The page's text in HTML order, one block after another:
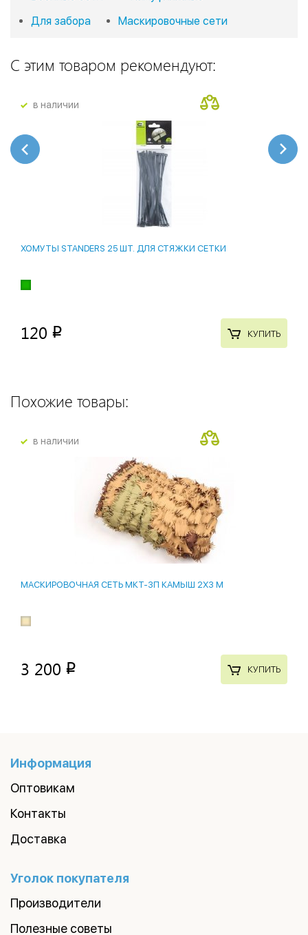
Для забора
Маскировочные сети
С этим товаром рекомендуют:
в наличии
ХОМУТЫ STANDERS 25 ШТ. ДЛЯ СТЯЖКИ СЕТКИ
120 p КУПИТЬ
Похожие товары:
в наличии
МАСКИРОВОЧНАЯ СЕТЬ МКТ-3П КАМЫШ 2Х3 М
3 200 p КУПИТЬ
Информация
Оптовикам
Контакты
Доставка
Уголок покупателя
Производители
Полезные советы